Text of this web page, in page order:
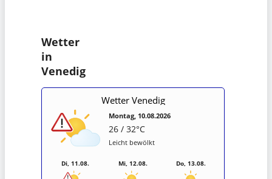
Wetter
in
Venedig
Wetter Venedig
Montag, 10.08.2026
26 / 32°C
Leicht bewölkt
Di, 11.08. Mi, 12.08. Do, 13.08.